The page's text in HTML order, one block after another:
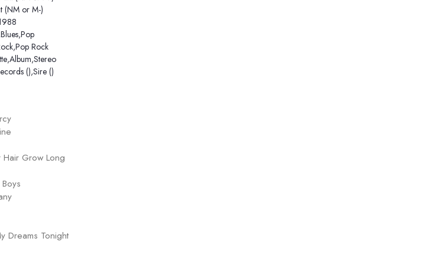
(NM or M-)
Blues,Pop
,Pop Rock
,Album,Stereo
(),Sire ()
Hair Grow Long
Dreams Tonight